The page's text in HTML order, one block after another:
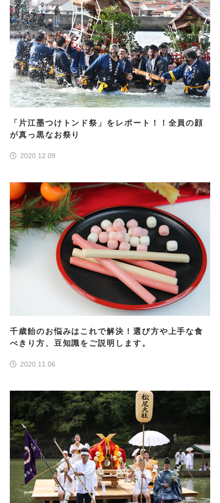
「片江墨つけトンド祭」をレポート！！全員の顔
が真っ黒なお祭り
2020.12.09
千歳飴のお悩みはこれで解決！選び方や上手な食
べきり方、豆知識をご説明します。
2020.11.06